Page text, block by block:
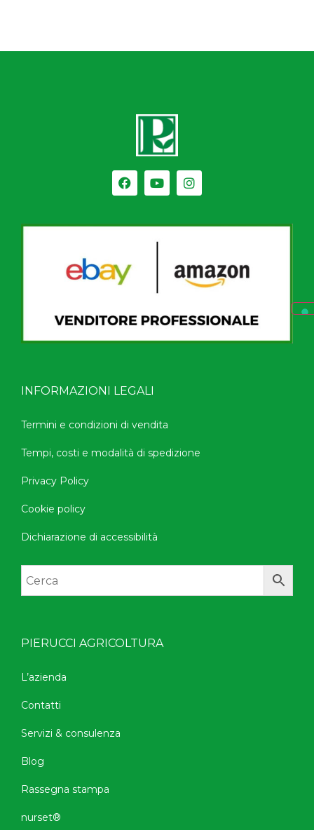
INFORMAZIONI LEGALI
Termini e condizioni di vendita
Tempi, costi e modalità di spedizione
Privacy Policy
Cookie policy
Dichiarazione di accessibilità
PIERUCCI AGRICOLTURA
L’azienda
Contatti
Servizi & consulenza
Blog
Rassegna stampa
nurset®